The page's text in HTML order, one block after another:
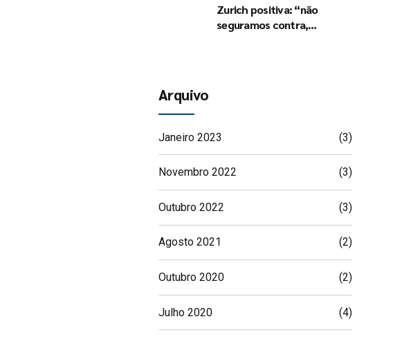
Zurich positiva: “não
seguramos contra,
Arquivo
Janeiro 2023 (3)
Novembro 2022 (3)
Outubro 2022 (3)
Agosto 2021 (2)
Outubro 2020 (2)
Julho 2020 (4)